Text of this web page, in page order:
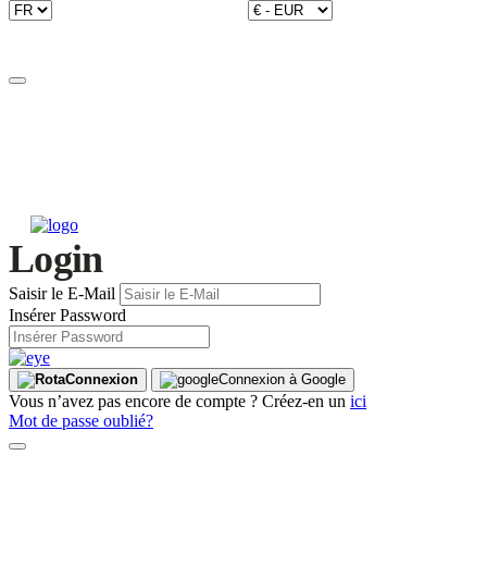
Login
Saisir le E-Mail
Insérer Password
Connexion Connexion à Google
Vous n’avez pas encore de compte ? Créez-en un ici
Mot de passe oublié?